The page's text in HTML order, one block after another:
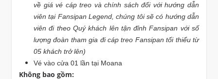
về giá vé cáp treo và chính sách đối với hướng dẫn
viên tại Fansipan Legend, chúng tôi sẽ có hướng dẫn
viên đi theo Quý khách lên tận đỉnh Fansipan với số
lượng đoàn tham gia đi cáp treo Fansipan tối thiểu từ
05 khách trở lên)
Vé vào cửa 01 lần tại Moana
Không bao gồm: